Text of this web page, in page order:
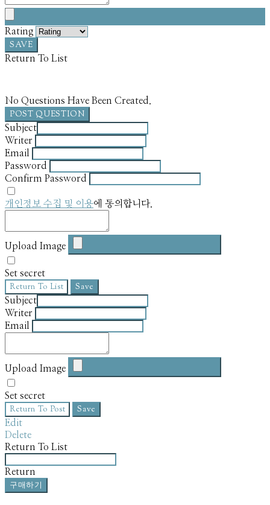
Rating
SAVE
Return To List
No Questions Have Been Created.
POST QUESTION
Subject
Writer
Email
Password
Confirm Password
개인정보 수집 및 이용에 동의합니다.
Upload Image
Set secret
Return To List Save
Subject
Writer
Email
Upload Image
Set secret
Return To Post Save
Edit
Delete
Return To List
Return
구매하기